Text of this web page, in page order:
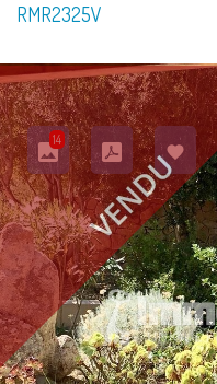
RMR2325V
14